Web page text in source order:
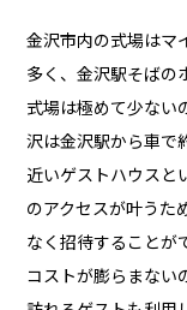
金沢市内の式場はマ
多く、金沢駅そばの
式場は極めて少ない
沢は金沢駅から車で
近いゲストハウスと
のアクセスが叶うた
なく招待することが
コストが膨らまない